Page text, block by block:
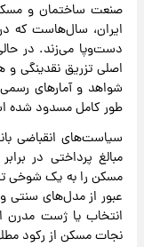
صنعت ساختمان و
ایران، سال‌هاست که
دست‌وپا می‌زند. در
اصلی تزریق نقدینگی
شواهد و آمارهای
طور کامل مسدود شده
سیاست‌های انقباضی
مبالغ پرداختی در
مسکن را به یک شوخی
عبور از مدل‌های سنتی
انتخاب یا ژست مدرن
نجات مسکن از رکود